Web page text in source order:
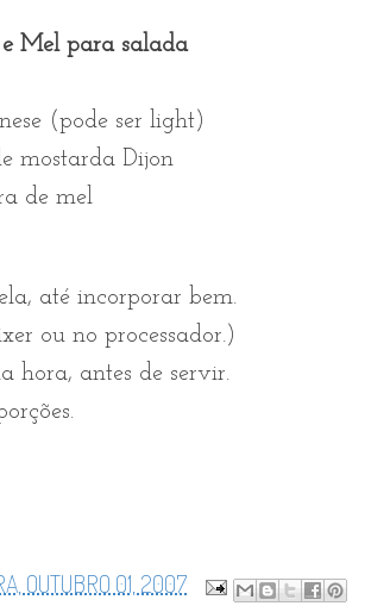
Mel para salada
(pode ser light)
mostarda Dijon
de mel
até incorporar bem.
ou no processador.)
hora, antes de servir.
OUTUBRO 01, 2007